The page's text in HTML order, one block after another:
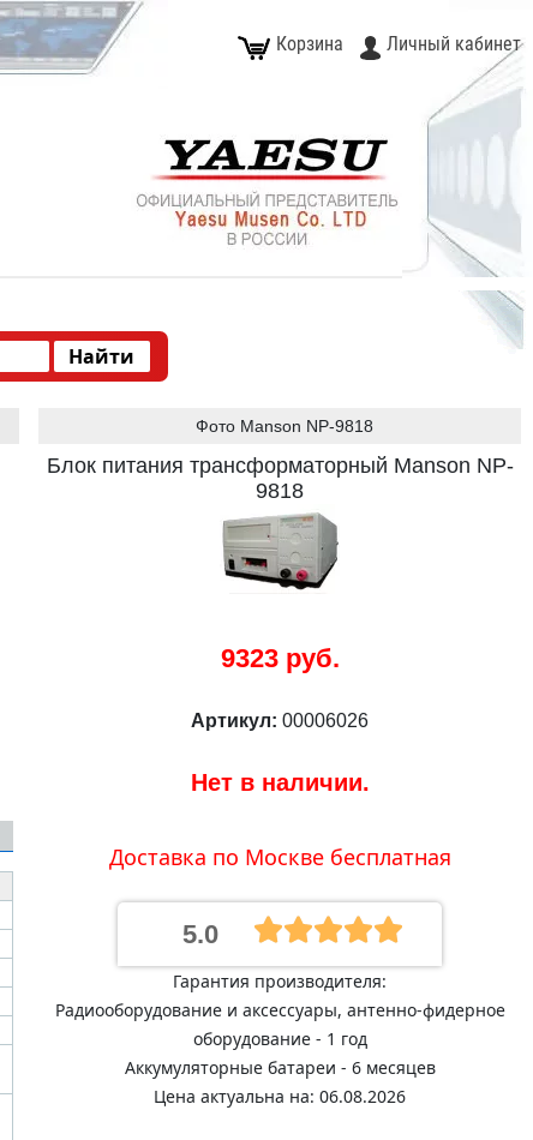
Корзина Личный кабинет
Фото Manson NP-9818
Блок питания трансформаторный Manson NP-
9818
9323 руб.
Артикул: 00006026
Нет в наличии.
Доставка по Москве бесплатная
5.0
Гарантия производителя:
Радиооборудование и аксессуары, антенно-фидерное
оборудование - 1 год
Аккумуляторные батареи - 6 месяцев
Цена актуальна на: 06.08.2026